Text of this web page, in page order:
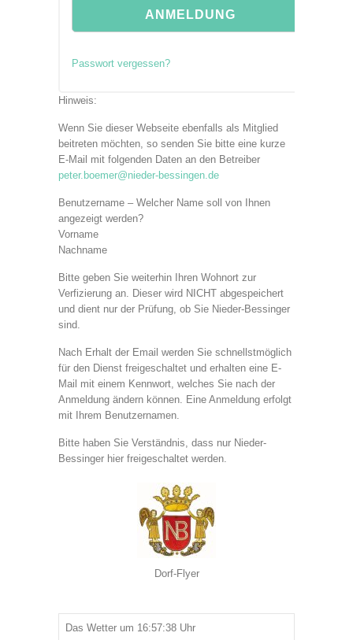
Passwort vergessen?
Hinweis:
Wenn Sie dieser Webseite ebenfalls als Mitglied
beitreten möchten, so senden Sie bitte eine kurze
E-Mail mit folgenden Daten an den Betreiber
peter.boemer@nieder-bessingen.de
Benutzername – Welcher Name soll von Ihnen
angezeigt werden?
Vorname
Nachname
Bitte geben Sie weiterhin Ihren Wohnort zur
Verfizierung an. Dieser wird NICHT abgespeichert
und dient nur der Prüfung, ob Sie Nieder-Bessinger
sind.
Nach Erhalt der Email werden Sie schnellstmöglich
für den Dienst freigeschaltet und erhalten eine E-
Mail mit einem Kennwort, welches Sie nach der
Anmeldung ändern können. Eine Anmeldung erfolgt
mit Ihrem Benutzernamen.
Bitte haben Sie Verständnis, dass nur Nieder-
Bessinger hier freigeschaltet werden.
Dorf-Flyer
Das Wetter um 16:57:38 Uhr